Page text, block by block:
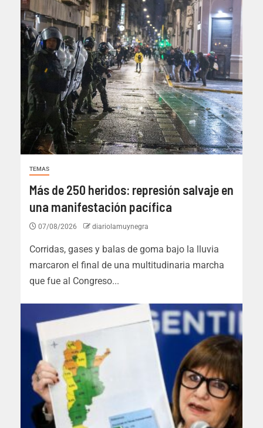
TEMAS
Más de 250 heridos: represión salvaje en
una manifestación pacífica
07/08/2026 diariolamuynegra
Corridas, gases y balas de goma bajo la lluvia
marcaron el final de una multitudinaria marcha
que fue al Congreso...